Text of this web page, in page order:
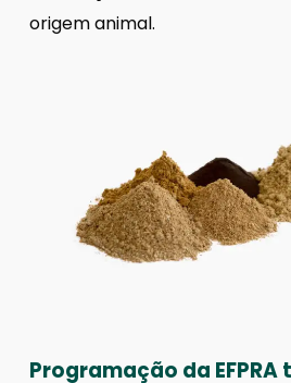
origem animal.
Programação da